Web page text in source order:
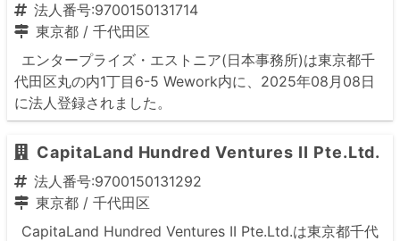
法人番号:9700150131714
東京都 / 千代田区
エンタープライズ・エストニア(日本事務所)は東京都千
代田区丸の内1丁目6-5 Wework内に、2025年08月08日
に法人登録されました。
CapitaLand Hundred Ventures II Pte.Ltd.
法人番号:9700150131292
東京都 / 千代田区
CapitaLand Hundred Ventures II Pte.Ltd.は東京都千代